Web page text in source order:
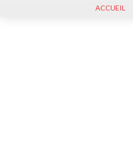
ACCUEIL